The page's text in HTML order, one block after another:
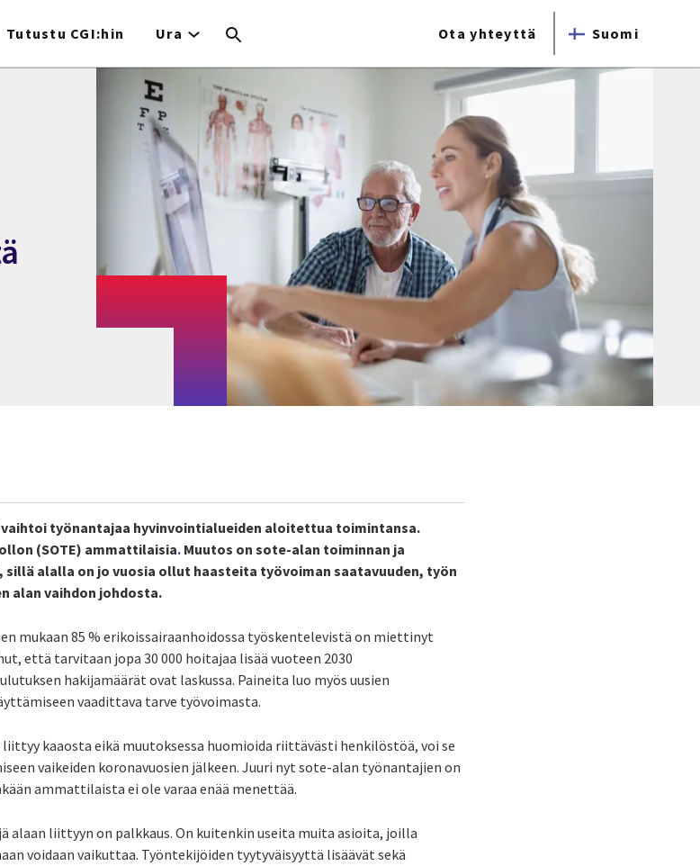
Tutustu CGI:hin Ura Ota yhteyttä Suomi
vaihtoi työnantajaa hyvinvointialueiden aloitettua toimintansa.
(SOTE) ammattilaisia. Muutos on sote-alan toiminnan ja
alalla on jo vuosia ollut haasteita työvoiman saatavuuden, työn
alan vaihdon johdosta.
mukaan 85 % erikoissairaanhoidossa työskentelevistä on miettinyt
että tarvitaan jopa 30 000 hoitajaa lisää vuoteen 2030
hakijamäärät ovat laskussa. Paineita luo myös uusien
vaadittava tarve työvoimasta.
kaaosta eikä muutoksessa huomioida riittävästi henkilöstöä, voi se
vaikeiden koronavuosien jälkeen. Juuri nyt sote-alan työnantajien on
ammattilaista ei ole varaa enää menettää.
alaan liittyyn on palkkaus. On kuitenkin useita muita asioita, joilla
voidaan vaikuttaa. Työntekijöiden tyytyväisyyttä lisäävät sekä